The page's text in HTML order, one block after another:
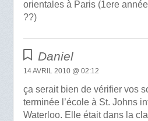
orientales à Paris (1ere
??)
Daniel
14 AVRIL 2010 @ 02:12
ça serait bien de vérifier vos
terminée l’école à St. Johns
Waterloo. Elle était dans la